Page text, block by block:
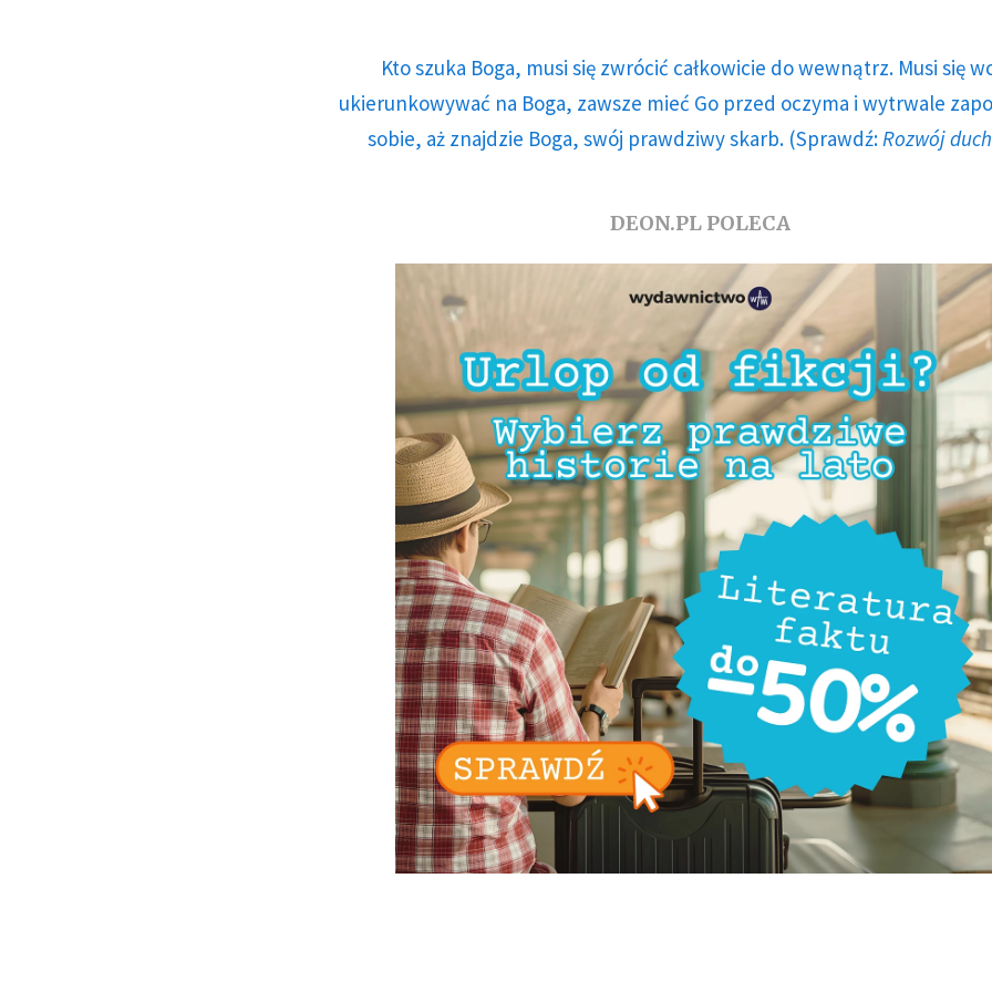
Kto szuka Boga, musi się zwrócić całkowicie do wewnątrz. Musi się
ukierunkowywać na Boga, zawsze mieć Go przed oczyma i wytrwale
sobie, aż znajdzie Boga, swój prawdziwy skarb. (Sprawdź: Rozwój
DEON.PL POLECA